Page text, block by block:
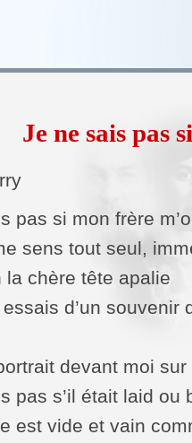
Je ne sais pas
pas si mon frère
sens tout seul,
la chère tête apalie
d’un souvenir
devant moi
pas s’il était laid ou
est vide et vain